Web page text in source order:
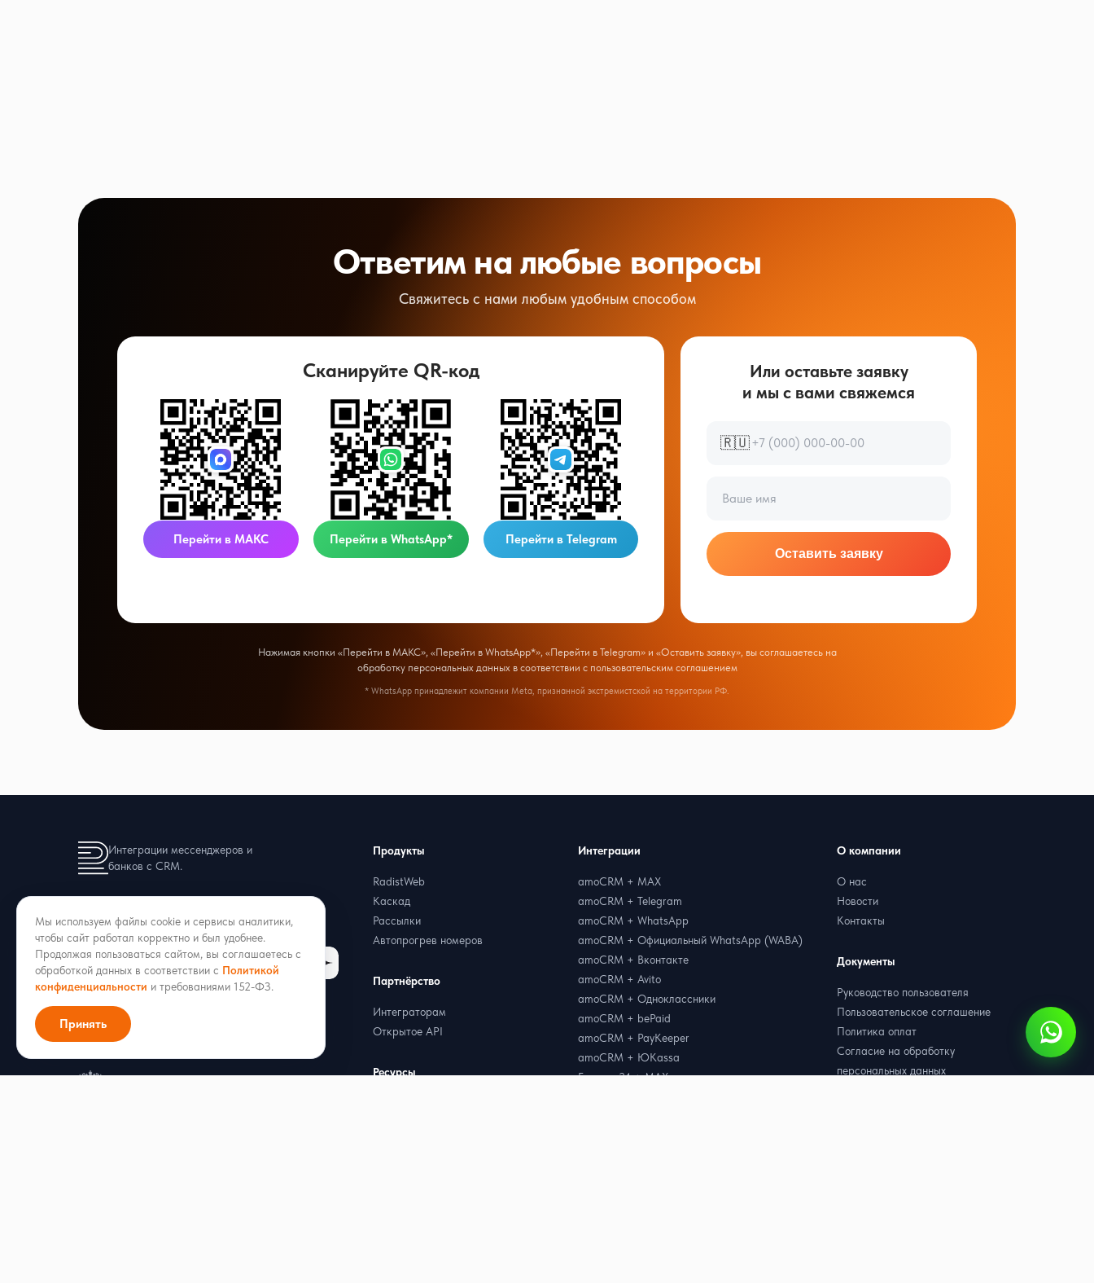
Ответим на любые вопросы
Свяжитесь с нами любым удобным способом
Сканируйте QR-код
Перейти в МАКС Перейти в WhatsApp* Перейти в Telegram
Или оставьте заявку
и мы с вами свяжемся
🇷🇺
Оставить заявку
Нажимая кнопки «Перейти в МАКС», «Перейти в WhatsApp*», «Перейти в Telegram» и «Оставить заявку», вы соглашаетесь на
обработку персональных данных в соответствии с пользовательским соглашением
* WhatsApp принадлежит компании Meta, признанной экстремистской на территории РФ.
Интеграции мессенджеров и
банков с CRM.
8 (927) 423-86-08
hello@radist.online
ИНН 1686013002 · ОГРН 1211600051053
Интеграции
amoCRM + MAX
amoCRM + Telegram
amoCRM + WhatsApp
amoCRM + Официальный WhatsApp (WABA)
amoCRM + Вконтакте
amoCRM + Avito
amoCRM + Одноклассники
amoCRM + bePaid
amoCRM + PayKeeper
amoCRM + ЮKassa
Битрикс24 + MAX
Продукты
RadistWeb
Каскад
Рассылки
Автопрогрев номеров
Партнёрство
Интеграторам
Открытое API
Ресурсы
О компании
О нас
Новости
Контакты
Документы
Руководство пользователя
Пользовательское соглашение
Политика оплат
Согласие на обработку
персональных данных
Мы используем файлы cookie и сервисы аналитики,
чтобы сайт работал корректно и был удобнее.
Продолжая пользоваться сайтом, вы соглашаетесь с
обработкой данных в соответствии с Политикой
конфиденциальности и требованиями 152-ФЗ.
Принять